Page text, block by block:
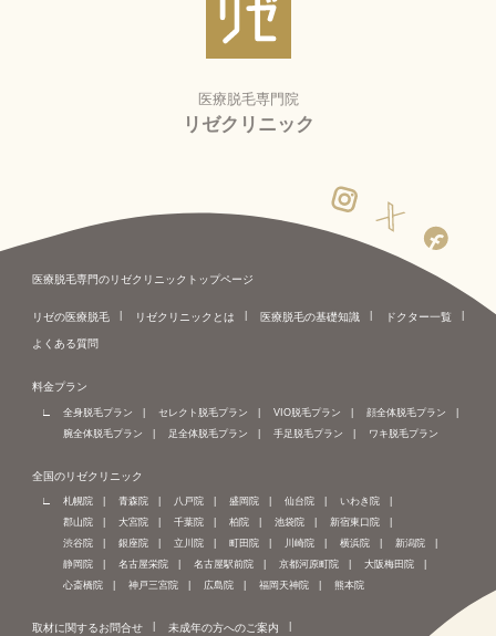
医療脱毛専門院
リゼクリニック
医療脱毛専門のリゼクリニックトップページ
リゼの医療脱毛 リゼクリニックとは 医療脱毛の基礎知識 ドクター一覧
よくある質問
料金プラン
全身脱毛プラン セレクト脱毛プラン VIO脱毛プラン
顔全体脱毛プラン
腕全体脱毛プラン
足全体脱毛プラン 手足脱毛プラン ワキ脱毛プラン
全国のリゼクリニック
札幌院 青森院 八戸院 盛岡院 仙台院
いわき院
郡山院
大宮院 千葉院 柏院 池袋院
新宿東口院
渋谷院
銀座院 立川院 町田院 川崎院 横浜院
新潟院
静岡院
名古屋栄院 名古屋駅前院 京都河原町院
大阪梅田院
心斎橋院
神戸三宮院 広島院 福岡天神院 熊本院
取材に関するお問合せ 未成年の方へのご案内